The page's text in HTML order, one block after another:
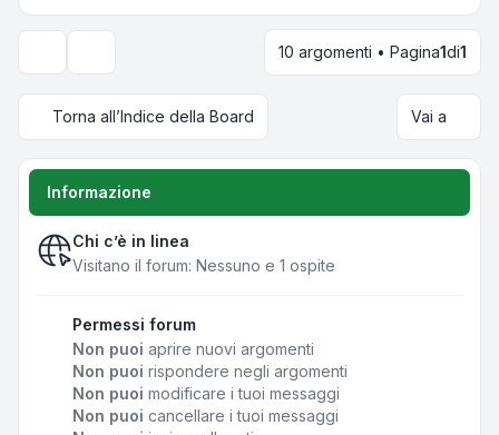
Opzioni di visualizzazione e ordinamento
10 argomenti • Pagina1di1
Torna all’Indice della Board Vai a
Informazione
Chi c’è in linea
Visitano il forum: Nessuno e 1 ospite
Permessi forum
Non puoi aprire nuovi argomenti
Non puoi rispondere negli argomenti
Non puoi modificare i tuoi messaggi
Non puoi cancellare i tuoi messaggi